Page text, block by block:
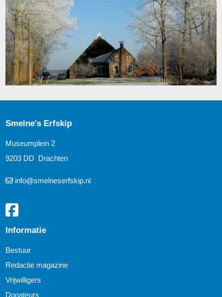
Smelne's Erfskip
Museumplein 2
9203 DD Drachten
info@smelneserfskip.nl
Informatie
Bestuur
Redactie magazine
Vrijwilligers
Donateurs